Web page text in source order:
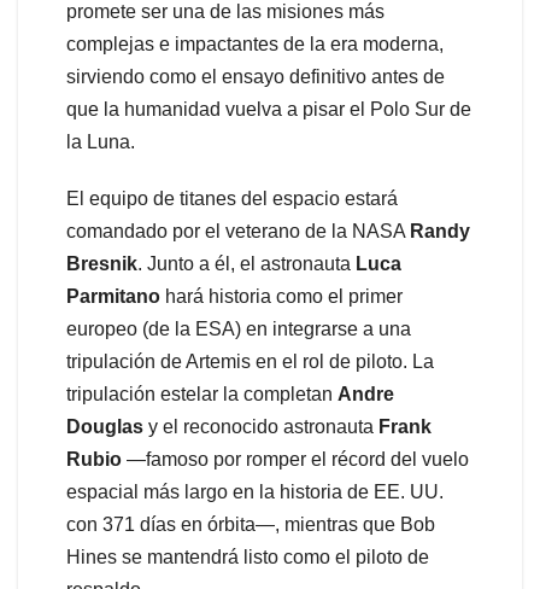
promete ser una de las misiones más
complejas e impactantes de la era moderna,
sirviendo como el ensayo definitivo antes de
que la humanidad vuelva a pisar el Polo Sur de
la Luna.
El equipo de titanes del espacio estará
comandado por el veterano de la NASA Randy
Bresnik. Junto a él, el astronauta Luca
Parmitano hará historia como el primer
europeo (de la ESA) en integrarse a una
tripulación de Artemis en el rol de piloto. La
tripulación estelar la completan Andre
Douglas y el reconocido astronauta Frank
Rubio —famoso por romper el récord del vuelo
espacial más largo en la historia de EE. UU.
con 371 días en órbita—, mientras que Bob
Hines se mantendrá listo como el piloto de